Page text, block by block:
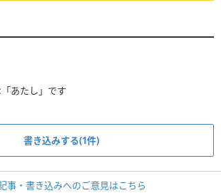
あたし」です
書き込みする(1件)
事・書き込みへのご意見はこちら